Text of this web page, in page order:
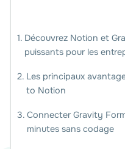
Découvrez Notion et
puissants pour les
Les principaux
to Notion
Connecter Gravity
minutes sans codage